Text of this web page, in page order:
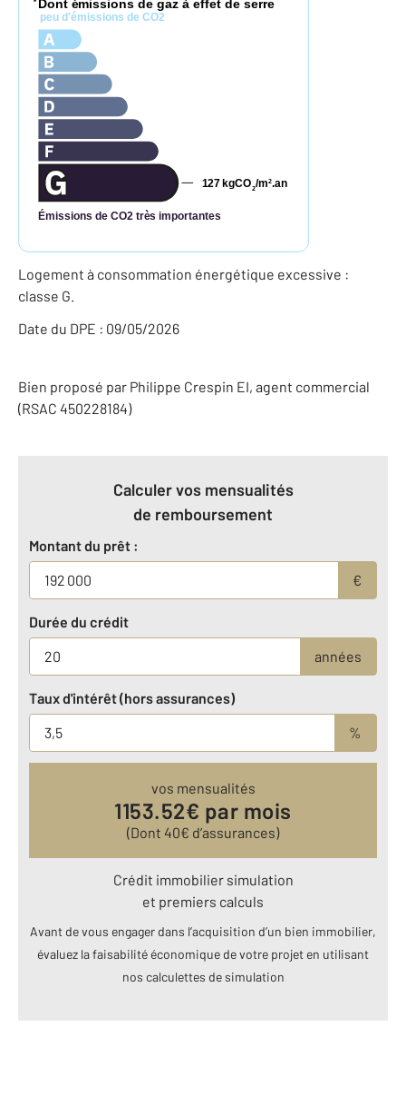
* Dont émissions de gaz à effet de serre
peu d'émissions de CO2
Émissions de CO2 très importantes
kgCO2/m2.an
127
Logement à consommation énergétique excessive :
classe G.
Date du DPE : 09/05/2026
Bien proposé par Philippe Crespin EI, agent commercial
(RSAC 450228184)
Calculer vos mensualités
de remboursement
Montant du prêt :
€
Durée du crédit
années
Taux d'intérêt (hors assurances)
%
vos mensualités
1153.52€ par mois
(Dont 40€ d’assurances)
Crédit immobilier simulation
et premiers calculs
Avant de vous engager dans l’acquisition d’un bien immobilier,
évaluez la faisabilité économique de votre projet en utilisant
nos calculettes de simulation